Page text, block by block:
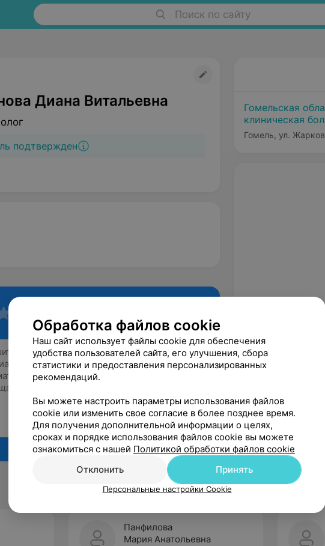
Поиск по сайту
Диана Витальевна
подтвержден
Рекомендую
Гомельская
клиническая
Гомель, ул.
Панфилова
Мария Анатольевна
Обработка файлов cookie
Наш сайт использует файлы cookie для обеспечения
удобства пользователей сайта, его улучшения, сбора
статистики и предоставления персонализированных
рекомендаций.
Вы можете настроить параметры использования файлов
cookie или изменить свое согласие в более позднее время.
Для получения дополнительной информации о целях,
сроках и порядке использования файлов cookie вы можете
ознакомиться с нашей Политикой обработки файлов cookie
Отклонить
Принять
Персональные настройки Cookie